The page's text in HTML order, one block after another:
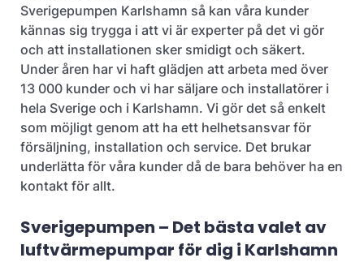
Sverigepumpen Karlshamn så kan våra kunder
kännas sig trygga i att vi är experter på det vi gör
och att installationen sker smidigt och säkert.
Under åren har vi haft glädjen att arbeta med över
13 000 kunder och vi har säljare och installatörer i
hela Sverige och i Karlshamn. Vi gör det så enkelt
som möjligt genom att ha ett helhetsansvar för
försäljning, installation och service. Det brukar
underlätta för våra kunder då de bara behöver ha en
kontakt för allt.
Sverigepumpen – Det bästa valet av
luftvärmepumpar för dig i Karlshamn